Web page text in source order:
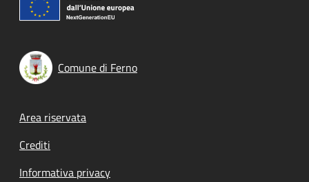
Comune di Ferno
Footer menu
Area riservata
Crediti
Informativa privacy